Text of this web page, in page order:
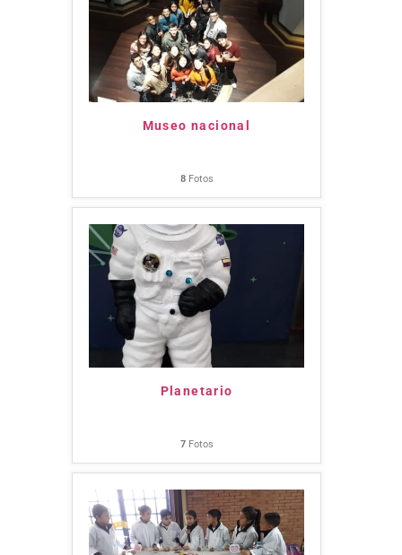
Museo nacional
8Fotos
Planetario
7Fotos